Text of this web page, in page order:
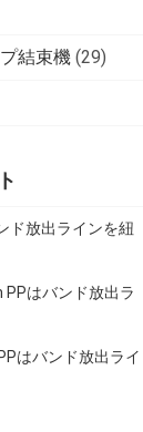
結束機 (29)
ド放出ラインを紐
PPはバンド放出ラ
はバンド放出ライ